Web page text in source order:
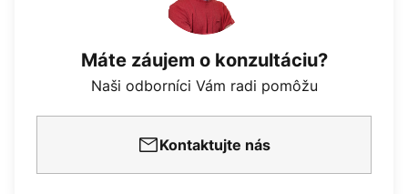
Máte záujem o konzultáciu?
Naši odborníci Vám radi pomôžu
Kontaktujte nás